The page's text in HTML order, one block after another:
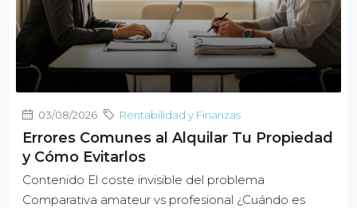
03/08/2026 Rentabilidad y Finanzas
Errores Comunes al Alquilar Tu Propiedad
y Cómo Evitarlos
Contenido El coste invisible del problema
Comparativa amateur vs profesional ¿Cuándo es